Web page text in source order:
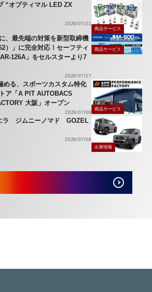
“オプティマル LED ZX
2026/07/21
商品サービス
、最先端の対策を新型取締機
）」に完全対応！セーフティ
126A」をセルスターより7
2026/07/17
商品サービス
める、スポーツカスタム特化
ア「A PIT AUTOBACS
大阪」オープン
2026/07/08
商品サービス
ラ ジムニーノマド GOZEL
2026/07/08
出展情報